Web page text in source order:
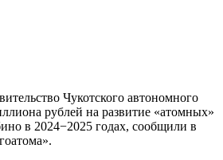
Чукотского автономного
рублей на развитие «атомных»
в 2024−2025 годах, сообщили в